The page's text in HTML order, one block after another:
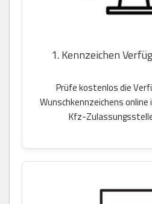
1. Kennzeichen
Prüfe kostenlos die
Wunschkennzeichens
Kfz-